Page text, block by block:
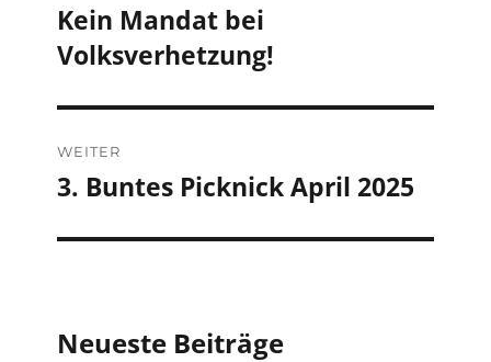
Vorheriger
Beitrag:
Kein Mandat bei
Volksverhetzung!
WEITER
Nächster
3. Buntes Picknick April 2025
Neueste Beiträge